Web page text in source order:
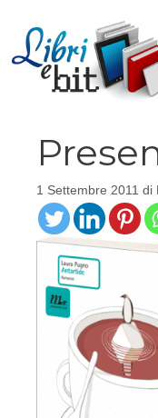
contenuto
1 Settembre 2011 di